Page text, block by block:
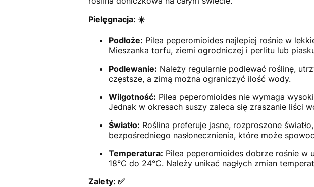
Pielęgnacja: ☀️
Podłoże: Pilea peperomioides najlepiej rośnie w
Mieszanka torfu, ziemi ogrodniczej i perlitu lub
Podlewanie: Należy regularnie podlewać roślinę,
częstsze, a zimą można ograniczyć ilość wody.
Wilgotność: Pilea peperomioides nie wymaga
Jednak w okresach suszy zaleca się zraszanie liści
Światło: Roślina preferuje jasne, rozproszone
bezpośredniego nasłonecznienia, które może
Temperatura: Pilea peperomioides dobrze rośnie w
18°C do 24°C. Należy unikać nagłych zmian
Zalety: ✅